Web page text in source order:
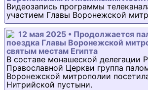
Видеозапись программы
участием Главы Воронежской
12 мая 2025 • Продолжается
поездка Главы Воронежской
святым местам Египта
В составе монашеской делегации
Православной Церкви группа
Воронежской митрополии
Нитрийской пустыни.